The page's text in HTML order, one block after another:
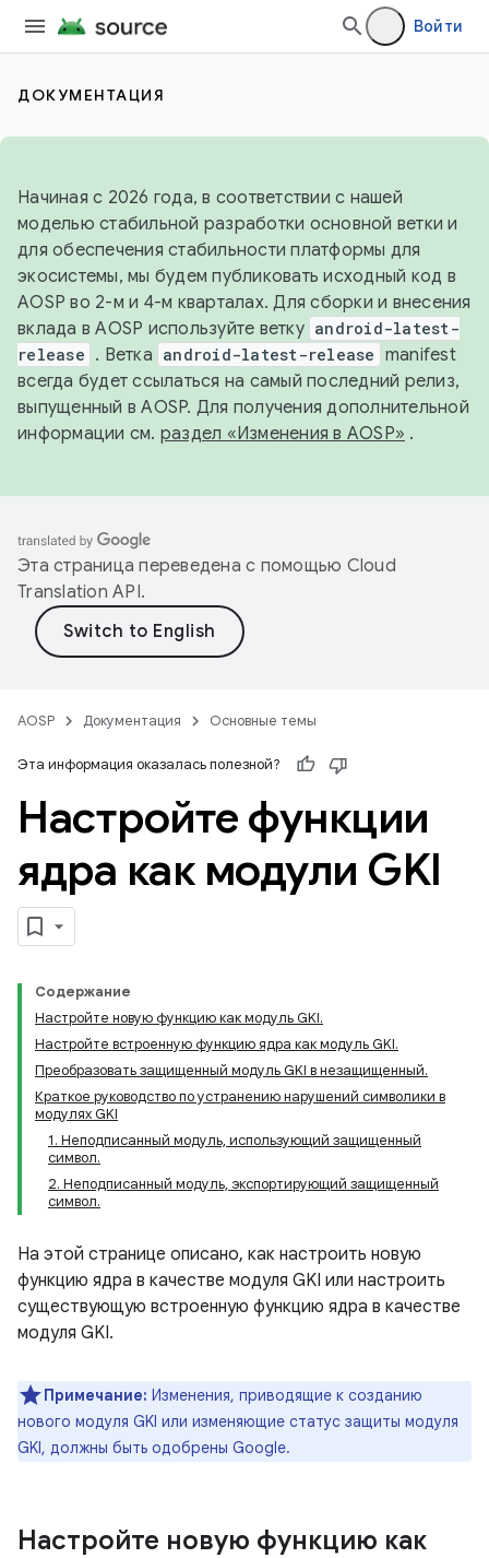
Войти
ДОКУМЕНТАЦИЯ
Начиная с 2026 года, в соответствии с нашей
моделью стабильной разработки основной ветки и
для обеспечения стабильности платформы для
экосистемы, мы будем публиковать исходный код в
AOSP во 2-м и 4-м кварталах. Для сборки и внесения
вклада в AOSP используйте ветку android-latest-
release . Ветка android-latest-release manifest
всегда будет ссылаться на самый последний релиз,
выпущенный в AOSP. Для получения дополнительной
информации см. раздел «Изменения в AOSP» .
Эта страница переведена с помощью Cloud
Translation API.
AOSP Документация Основные темы
Эта информация оказалась полезной?
Настройте функции
ядра как модули GKI
Содержание
Настройте новую функцию как модуль GKI.
Настройте встроенную функцию ядра как модуль GKI.
Преобразовать защищенный модуль GKI в незащищенный.
Краткое руководство по устранению нарушений символики в
модулях GKI
1. Неподписанный модуль, использующий защищенный
символ.
2. Неподписанный модуль, экспортирующий защищенный
символ.
На этой странице описано, как настроить новую
функцию ядра в качестве модуля GKI или настроить
существующую встроенную функцию ядра в качестве
модуля GKI.
Примечание: Изменения, приводящие к созданию
нового модуля GKI или изменяющие статус защиты модуля
GKI, должны быть одобрены Google.
Настройте новую функцию как